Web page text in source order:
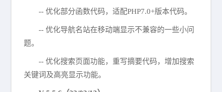
-- 优化部分函数代码，适配PHP7.0+版本代码。
-- 优化导航名站在移动端显示不兼容的一些小问
题。
-- 优化搜索页面功能，重写摘要代码，增加搜索
关键词及高亮显示功能。